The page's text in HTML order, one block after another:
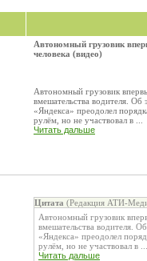
Автономный грузовик
человека (видео)
Автономный грузовик
вмешательства водителя.
«Яндекса» преодолел
рулём, но не участвовал в ...
Читать дальше
Цитата (Редакция АТИ-
Автономный грузовик
вмешательства водителя.
«Яндекса» преодолел
рулём, но не участвовал в ...
Читать дальше